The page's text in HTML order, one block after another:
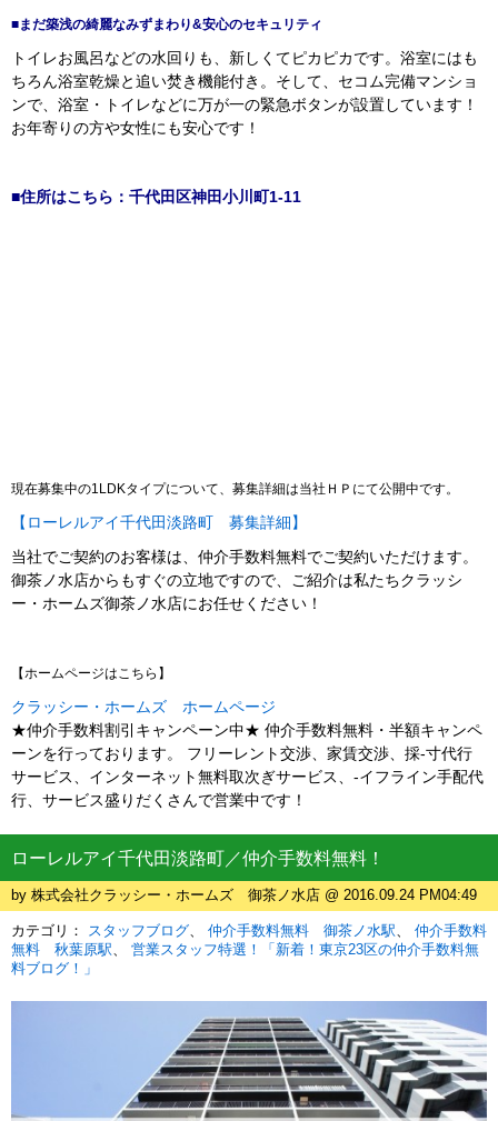
■まだ築浅の綺麗なみずまわり&安心のセキュリティ
トイレお風呂などの水回りも、新しくてピカピカです。浴室にはも
ちろん浴室乾燥と追い焚き機能付き。そして、セコム完備マンショ
ンで、浴室・トイレなどに万が一の緊急ボタンが設置しています！
お年寄りの方や女性にも安心です！
■住所はこちら：千代田区神田小川町1-11
現在募集中の1LDKタイプについて、募集詳細は当社ＨＰにて公開中です。
【ローレルアイ千代田淡路町 募集詳細】
当社でご契約のお客様は、仲介手数料無料でご契約いただけます。
御茶ノ水店からもすぐの立地ですので、ご紹介は私たちクラッシ
ー・ホームズ御茶ノ水店にお任せください！
【ホームページはこちら】
クラッシー・ホームズ ホームページ
★仲介手数料割引キャンペーン中★ 仲介手数料無料・半額キャンペ
ーンを行っております。 フリーレント交渉、家賃交渉、採-寸代行
サービス、インターネット無料取次ぎサービス、-イフライン手配代
行、サービス盛りだくさんで営業中です！
ローレルアイ千代田淡路町／仲介手数料無料！
by 株式会社クラッシー・ホームズ 御茶ノ水店 @ 2016.09.24 PM04:49
カテゴリ： スタッフブログ 仲介手数料無料 御茶ノ水駅
仲介手数料
無料 秋葉原駅
営業スタッフ特選！「新着！東京23区の仲介手数料無
料ブログ！」